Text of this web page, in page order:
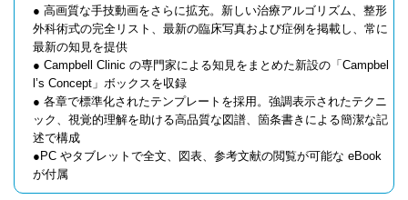
● 高画質な手技動画をさらに拡充。新しい治療アルゴリズム、整形
外科術式の完全リスト、最新の臨床写真および症例を掲載し、常に
最新の知見を提供
● Campbell Clinic の専門家による知見をまとめた新設の「Campbel
l’s Concept」ボックスを収録
● 各章で標準化されたテンプレートを採用。強調表示されたテクニ
ック、視覚的理解を助ける高品質な図譜、箇条書きによる簡潔な記
述で構成
●PC やタブレットで全文、図表、参考文献の閲覧が可能な eBook
が付属